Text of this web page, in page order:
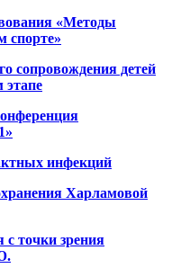
«Методы
спорте»
сопровождения детей
этапе
инфекций
Харламовой
с точки зрения